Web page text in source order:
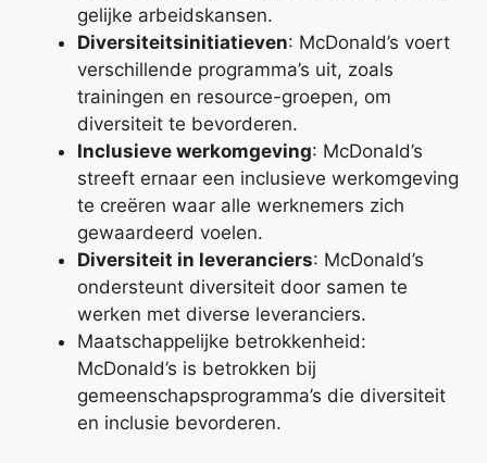
gelijke arbeidskansen.
Diversiteitsinitiatieven: McDonald’s voert
verschillende programma’s uit, zoals
trainingen en resource-groepen, om
diversiteit te bevorderen.
Inclusieve werkomgeving: McDonald’s
streeft ernaar een inclusieve werkomgeving
te creëren waar alle werknemers zich
gewaardeerd voelen.
Diversiteit in leveranciers: McDonald’s
ondersteunt diversiteit door samen te
werken met diverse leveranciers.
Maatschappelijke betrokkenheid:
McDonald’s is betrokken bij
gemeenschapsprogramma’s die diversiteit
en inclusie bevorderen.